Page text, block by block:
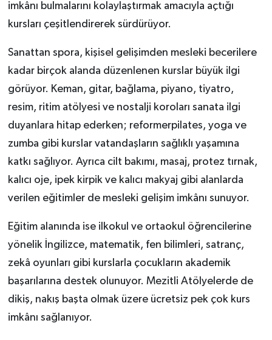
imkânı bulmalarını kolaylaştırmak amacıyla açtığı
kursları çeşitlendirerek sürdürüyor.
Sanattan spora, kişisel gelişimden mesleki becerilere
kadar birçok alanda düzenlenen kurslar büyük ilgi
görüyor. Keman, gitar, bağlama, piyano, tiyatro,
resim, ritim atölyesi ve nostalji koroları sanata ilgi
duyanlara hitap ederken; reformerpilates, yoga ve
zumba gibi kurslar vatandaşların sağlıklı yaşamına
katkı sağlıyor. Ayrıca cilt bakımı, masaj, protez tırnak,
kalıcı oje, ipek kirpik ve kalıcı makyaj gibi alanlarda
verilen eğitimler de mesleki gelişim imkânı sunuyor.
Eğitim alanında ise ilkokul ve ortaokul öğrencilerine
yönelik İngilizce, matematik, fen bilimleri, satranç,
zekâ oyunları gibi kurslarla çocukların akademik
başarılarına destek olunuyor. Mezitli Atölyelerde de
dikiş, nakış başta olmak üzere ücretsiz pek çok kurs
imkânı sağlanıyor.